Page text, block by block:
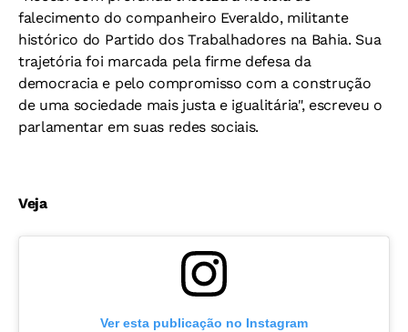
falecimento do companheiro Everaldo, militante
histórico do Partido dos Trabalhadores na Bahia. Sua
trajetória foi marcada pela firme defesa da
democracia e pelo compromisso com a construção
de uma sociedade mais justa e igualitária", escreveu o
parlamentar em suas redes sociais.
Veja
Ver esta publicação no Instagram